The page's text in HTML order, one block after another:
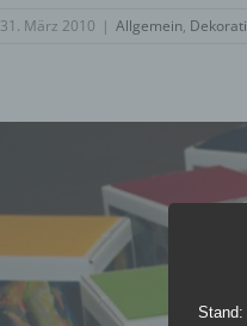
31. März 2010 | Allgemein,
Stand: